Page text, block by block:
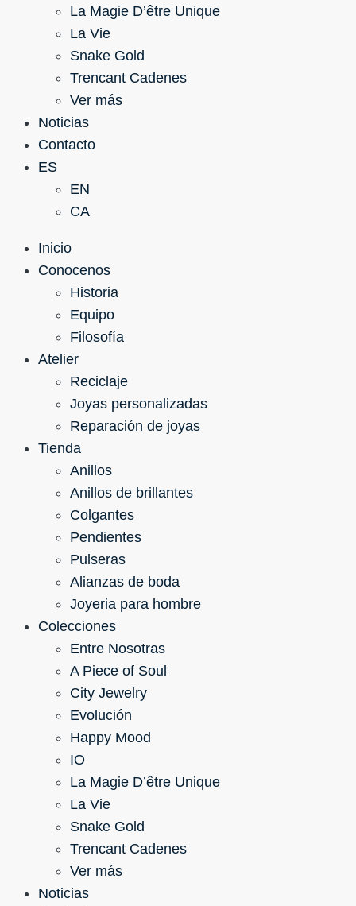
La Magie D’être Unique
La Vie
Snake Gold
Trencant Cadenes
Ver más
Noticias
Contacto
ES
EN
CA
Inicio
Conocenos
Historia
Equipo
Filosofía
Atelier
Reciclaje
Joyas personalizadas
Reparación de joyas
Tienda
Anillos
Anillos de brillantes
Colgantes
Pendientes
Pulseras
Alianzas de boda
Joyeria para hombre
Colecciones
Entre Nosotras
A Piece of Soul
City Jewelry
Evolución
Happy Mood
IO
La Magie D’être Unique
La Vie
Snake Gold
Trencant Cadenes
Ver más
Noticias